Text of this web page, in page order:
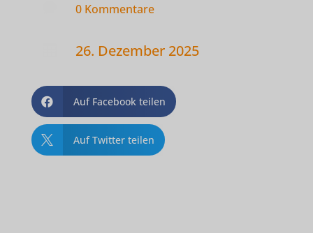
0 Kommentare
26. Dezember 2025
 Auf Facebook teilen
 Auf Twitter teilen